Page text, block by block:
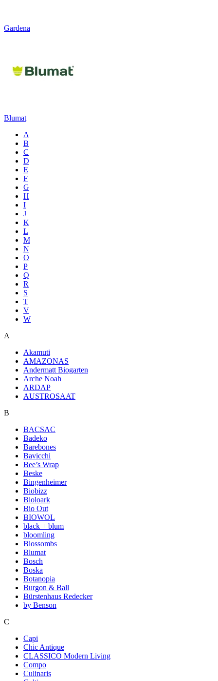
Gardena
Blumat
A
B
C
D
E
F
G
H
I
J
K
L
M
N
O
P
Q
R
S
T
V
W
A
Akamuti
AMAZONAS
Andermatt Biogarten
Arche Noah
ARDAP
AUSTROSAAT
B
BACSAC
Badeko
Barebones
Bavicchi
Bee’s Wrap
Beske
Bingenheimer
Biobizz
Bioloark
Bio Out
BIOWOL
black + blum
bloomling
Blossombs
Blumat
Bosch
Boska
Botanopia
Burgon & Ball
Bürstenhaus Redecker
by Benson
C
Capi
Chic Antique
CLASSICO Modern Living
Compo
Culinaris